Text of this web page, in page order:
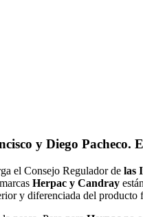
y Diego Pacheco.
el Consejo Regulador de las
Herpac y Candray
y diferenciada del producto